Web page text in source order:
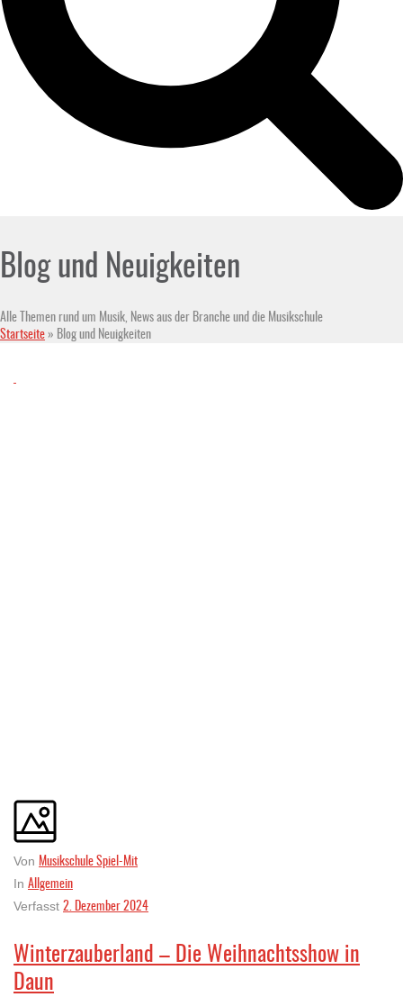
Blog und Neuigkeiten
Alle Themen rund um Musik, News aus der Branche und die Musikschule
Startseite» Blog und Neuigkeiten
Von Musikschule Spiel-Mit
In Allgemein
Verfasst 2. Dezember 2024
Winterzauberland – Die Weihnachtsshow in
Daun